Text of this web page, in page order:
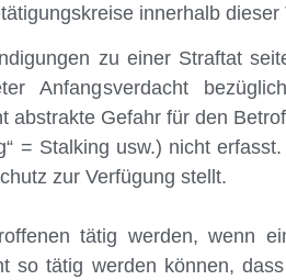
innerhalb
zu einer Straftat
Anfangsverdacht
Gefahr für den
= Stalking usw.) nicht
zur Verfügung stellt.
tätig werden, wenn
so tätig werden können,